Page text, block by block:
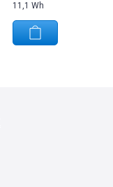
11,1 Wh